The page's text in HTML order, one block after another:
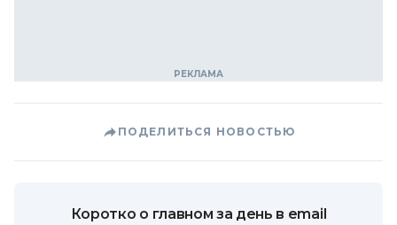
ПОДЕЛИТЬСЯ НОВОСТЬЮ
Коротко о главном за день в email